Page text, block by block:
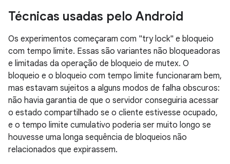
Técnicas usadas pelo Android
Os experimentos começaram com "try lock" e bloqueio
com tempo limite. Essas são variantes não bloqueadoras
e limitadas da operação de bloqueio de mutex. O
bloqueio e o bloqueio com tempo limite funcionaram bem,
mas estavam sujeitos a alguns modos de falha obscuros:
não havia garantia de que o servidor conseguiria acessar
o estado compartilhado se o cliente estivesse ocupado,
e o tempo limite cumulativo poderia ser muito longo se
houvesse uma longa sequência de bloqueios não
relacionados que expirassem.